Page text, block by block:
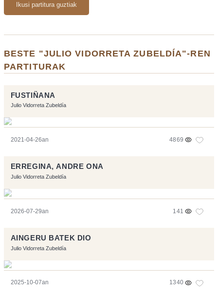
Ikusi partitura guztiak
BESTE "JULIO VIDORRETA ZUBELDÍA"-REN
PARTITURAK
FUSTIÑANA
Julio Vidorreta Zubeldía
2021-04-26an 4869
ERREGINA, ANDRE ONA
Julio Vidorreta Zubeldía
2026-07-29an 141
AINGERU BATEK DIO
Julio Vidorreta Zubeldía
2025-10-07an 1340